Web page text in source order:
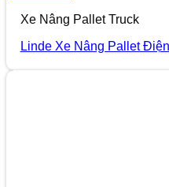
Xe Nâng Pallet Truck
Linde Xe Nâng Pallet